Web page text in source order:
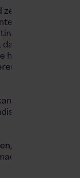
sich
und
die meisten
hervorragende
Speisen
wird vor
der